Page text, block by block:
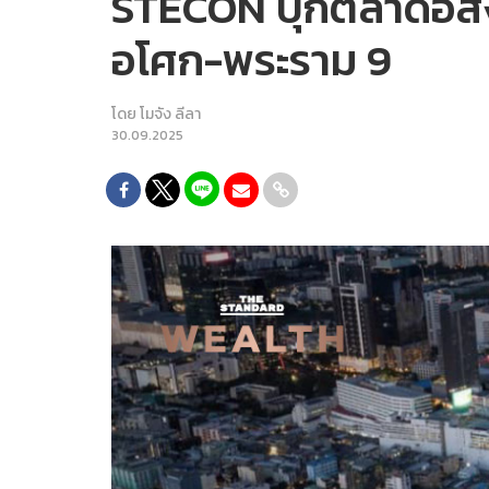
อโศก-พระราม 9
โดยโมจัง ลีลา
30.09.2025